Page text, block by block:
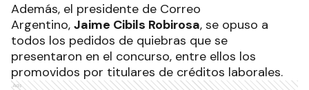
Además, el presidente de Correo
Argentino, Jaime Cibils Robirosa, se opuso a
todos los pedidos de quiebras que se
presentaron en el concurso, entre ellos los
promovidos por titulares de créditos laborales.
Ads